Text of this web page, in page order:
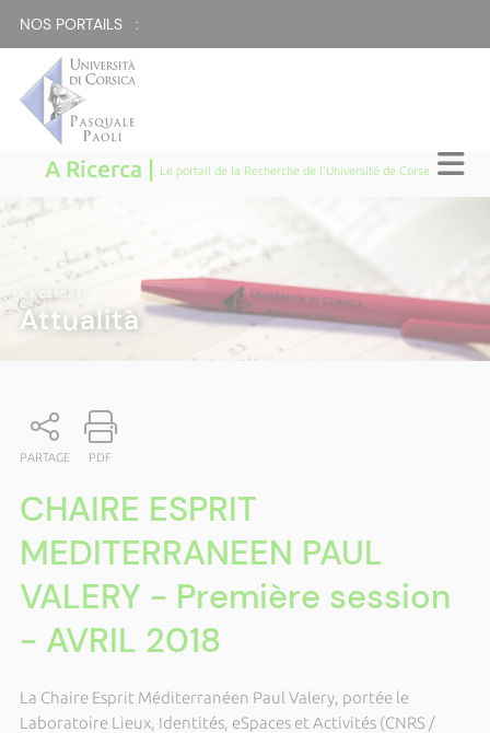
NOS PORTAILS :
A Ricerca | Le portail de la Recherche de l'Université de Corse
A RICERCA
Attualità
PARTAGE PDF
CHAIRE ESPRIT
MEDITERRANEEN PAUL
VALERY - Première session
- AVRIL 2018
La Chaire Esprit Méditerranéen Paul Valery, portée le
Laboratoire Lieux, Identités, eSpaces et Activités (CNRS /